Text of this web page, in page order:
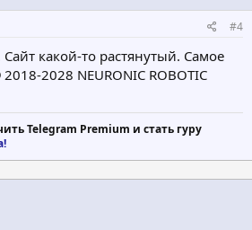
#4
какой-то растянутый. Самое
2028 NEURONIC ROBOTIC
Telegram Premium и стать гуру